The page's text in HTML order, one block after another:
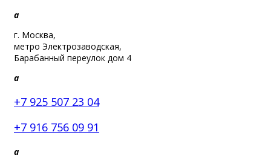
a
г. Москва,
метро Электрозаводская,
Барабанный переулок дом 4
a
+7 925 507 23 04
+7 916 756 09 91
a